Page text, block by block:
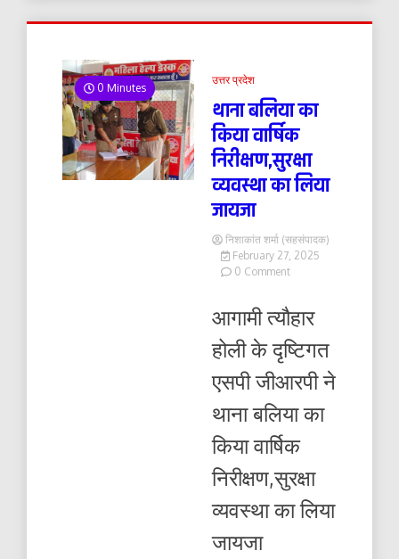
0 Minutes
उत्तर प्रदेश
थाना बलिया का
किया वार्षिक
निरीक्षण,सुरक्षा
व्यवस्था का लिया
जायजा
निशाकांत शर्मा (सहसंपादक)
February 27, 2025
0 Commenton
का
वार्षिक
निरीक्षण,सुरक्षा
व्यवस्था
लिया
आगामी त्यौहार
होली के दृष्टिगत
एसपी जीआरपी ने
थाना बलिया का
किया वार्षिक
निरीक्षण,सुरक्षा
व्यवस्था का लिया
जायजा